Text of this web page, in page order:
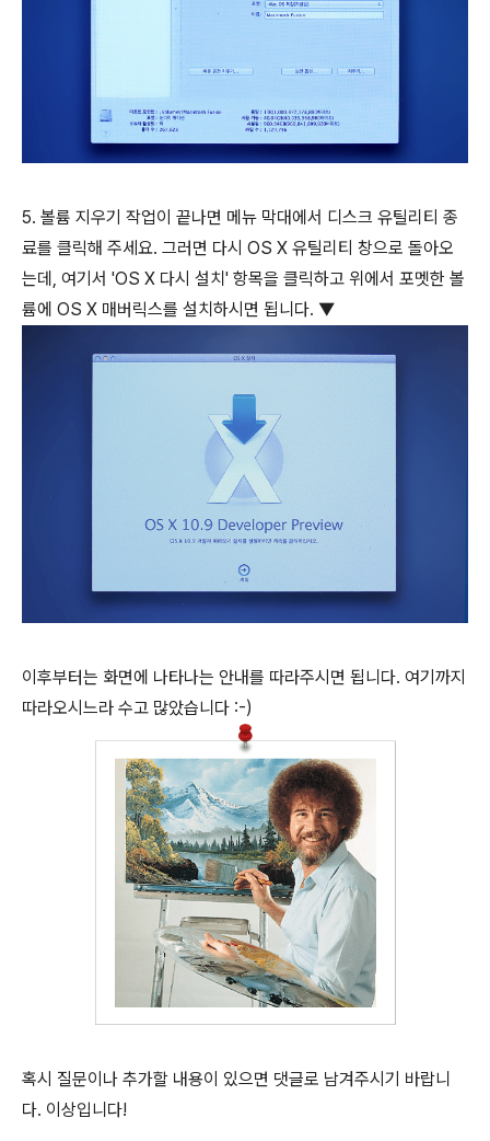
5. 볼륨 지우기 작업이 끝나면 메뉴 막대에서 디스크 유틸리티 종
료를 클릭해 주세요. 그러면 다시 OS X 유틸리티 창으로 돌아오
는데, 여기서 'OS X 다시 설치' 항목을 클릭하고 위에서 포멧한 볼
륨에 OS X 매버릭스를 설치하시면 됩니다. ▼
이후부터는 화면에 나타나는 안내를 따라주시면 됩니다. 여기까지
따라오시느라 수고 많았습니다 :-)
혹시 질문이나 추가할 내용이 있으면 댓글로 남겨주시기 바랍니
다. 이상입니다!